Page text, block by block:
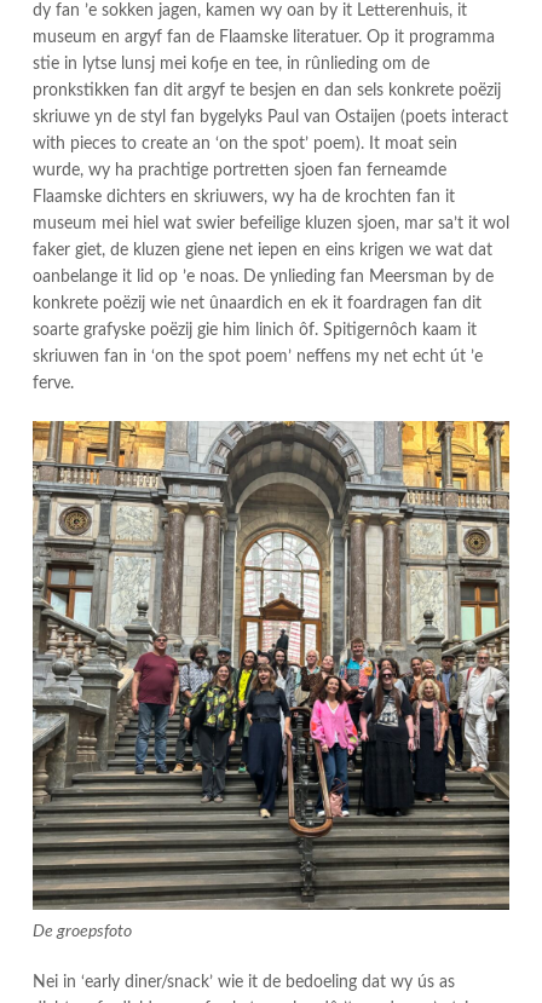
dy fan ’e sokken jagen, kamen wy oan by it Letterenhuis, it
museum en argyf fan de Flaamske literatuer. Op it programma
stie in lytse lunsj mei kofje en tee, in rûnlieding om de
pronkstikken fan dit argyf te besjen en dan sels konkrete poëzij
skriuwe yn de styl fan bygelyks Paul van Ostaijen (poets interact
with pieces to create an ‘on the spot’ poem). It moat sein
wurde, wy ha prachtige portretten sjoen fan ferneamde
Flaamske dichters en skriuwers, wy ha de krochten fan it
museum mei hiel wat swier befeilige kluzen sjoen, mar sa’t it wol
faker giet, de kluzen giene net iepen en eins krigen we wat dat
oanbelange it lid op ’e noas. De ynlieding fan Meersman by de
konkrete poëzij wie net ûnaardich en ek it foardragen fan dit
soarte grafyske poëzij gie him linich ôf. Spitigernôch kaam it
skriuwen fan in ‘on the spot poem’ neffens my net echt út ’e
ferve.
De groepsfoto
Nei in ‘early diner/snack’ wie it de bedoeling dat wy ús as